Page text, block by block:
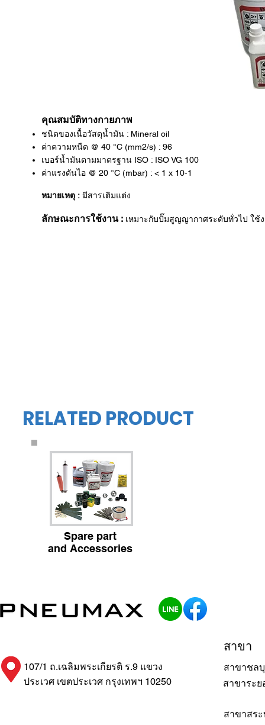
คุณสมบัติทางกายภาพ
ชนิดของเนื้อวัสดุน้ำมัน : Mineral oil
ค่าความหนืด @ 40 °C (mm2/s) : 96
เบอร์น้ำมันตามมาตรฐาน ISO : ISO VG 100
ค่าแรงดันไอ @ 20 °C (mbar) : < 1 x 10-1
หมายเหตุ : มีสารเติมแต่ง
ลักษณะการใช้งาน : เหมาะกับปั๊มสูญญากาศระดับทั่วไป ใช้
RELATED PRODUCT
Spare part
and Accessories
สาขาระย
107/1 ถ.เฉลิมพระเกียรติ ร.9 แขวง
ประเวศ เขตประเวศ กรุงเทพฯ 10250
สาขา
สาขาสร
สาขาชล